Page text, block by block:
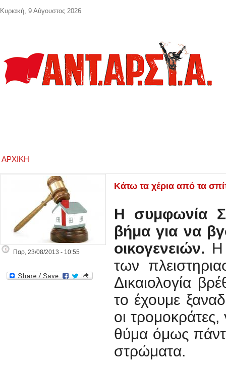
ΑΡΧΙΚΉ
Παρ, 23/08/2013 - 10:55
Κάτω τα χέρια από τα
Η συμφωνία
βήμα για να
οικογενειών. Η
των
Δικαιολογία
το έχουμε
οι
θύμα όμως
στρώματα.
Κυριακή, 9 Αύγουστος 2026